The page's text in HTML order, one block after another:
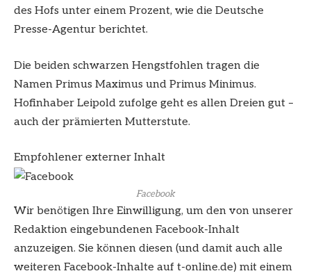
des Hofs unter einem Prozent, wie die Deutsche
Presse-Agentur berichtet.
Die beiden schwarzen Hengstfohlen tragen die
Namen Primus Maximus und Primus Minimus.
Hofinhaber Leipold zufolge geht es allen Dreien gut –
auch der prämierten Mutterstute.
Empfohlener externer Inhalt
Facebook
Wir benötigen Ihre Einwilligung, um den von unserer
Redaktion eingebundenen Facebook-Inhalt
anzuzeigen. Sie können diesen (und damit auch alle
weiteren Facebook-Inhalte auf t-online.de) mit einem